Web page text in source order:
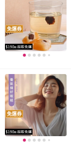
免運券
免運券